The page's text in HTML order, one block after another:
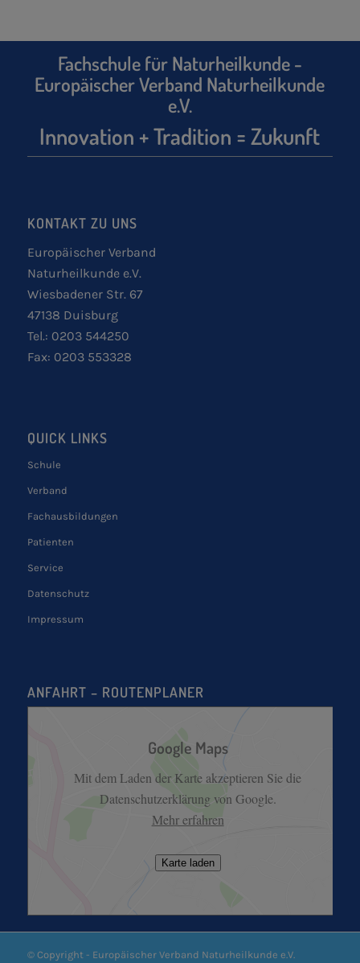
Fachschule für Naturheilkunde -
Europäischer Verband Naturheilkunde
e.V.
Innovation + Tradition = Zukunft
KONTAKT ZU UNS
Europäischer Verband
Naturheilkunde e.V.
Wiesbadener Str. 67
47138 Duisburg
Tel.: 0203 544250
Fax: 0203 553328
QUICK LINKS
Schule
Verband
Fachausbildungen
Patienten
Service
Datenschutz
Impressum
ANFAHRT – ROUTENPLANER
Google Maps
Mit dem Laden der Karte akzeptieren Sie die
Datenschutzerklärung von Google.
Mehr erfahren
Karte laden
© Copyright - Europäischer Verband Naturheilkunde e.V.